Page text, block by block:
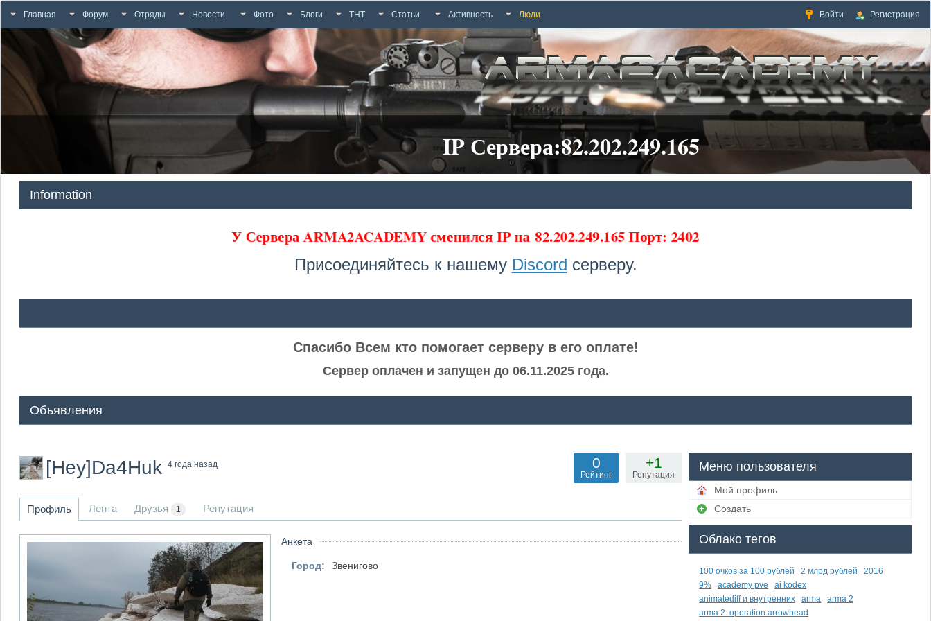
Главная Форум Отряды Новости Фото Блоги ТНТ Статьи Активность Люди Войти Регистрация
IP Сервера:82.202.249.165
Information
У Сервера ARMA2ACADEMY сменился IP на 82.202.249.165 Порт: 2402
Присоединяйтесь к нашему Discord серверу.
Спасибо Всем кто помогает серверу в его оплате!
Сервер оплачен и запущен до 06.11.2025 года.
Объявления
[Hey]Da4Huk 4 года назад +1
Репутация
0
Рейтинг
Профиль Лента Друзья 1 Репутация
Анкета
Город: Звенигово
Меню пользователя
Мой профиль
Создать
Облако тегов
100 очков за 100 рублей 2 млрд рублей
2016
9%
academy pve
ai kodex
animatediff и внутренних
arma
arma 2
arma 2: operation arrowhead